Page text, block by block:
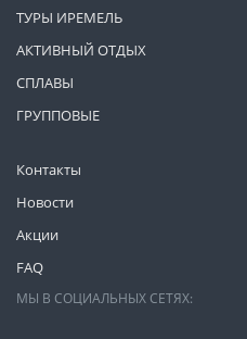
Контакты
Новости
Акции
FAQ
ТУРЫ ИРЕМЕЛЬ
АКТИВНЫЙ ОТДЫХ
СПЛАВЫ
ГРУППОВЫЕ
МЫ В СОЦИАЛЬНЫХ СЕТЯХ: